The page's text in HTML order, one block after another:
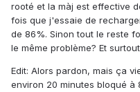
rooté et la màj est effective
fois que j'essaie de
de 86%. Sinon tout le reste
le même problème? Et
Edit: Alors pardon, mais ça
environ 20 minutes bloqué